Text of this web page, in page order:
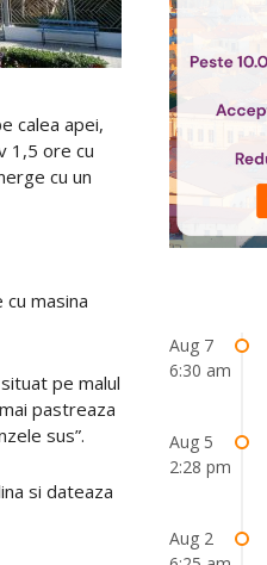
calea apei,
1,5 ore cu
cu un
masina
pe malul
pastreaza
sus”.
si dateaza
Aug 7
6:30 am
Aug 5
2:28 pm
Aug 2